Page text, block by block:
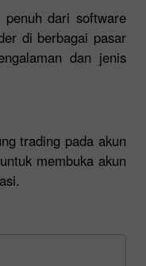
penuh dari software
di berbagai pasar
dan jenis
trading pada akun
membuka akun